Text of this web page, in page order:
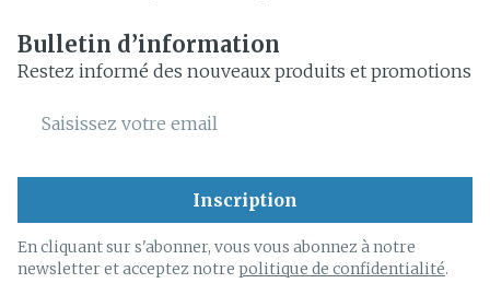
Bulletin d’information
Restez informé des nouveaux produits et promotions
Adresse mail
Inscription
En cliquant sur s'abonner, vous vous abonnez à notre
newsletter et acceptez notre politique de confidentialité.